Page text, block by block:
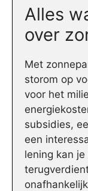
Alles
over
Met
storom op
voor het
subsidies,
een
lening kan